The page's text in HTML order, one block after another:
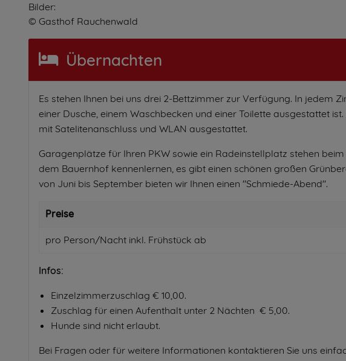
Bilder:
© Gasthof Rauchenwald
Übernachten
Es stehen Ihnen bei uns drei 2-Bettzimmer zur Verfügung. In jedem
einer Dusche, einem Waschbecken und einer Toilette ausgestattet
mit Satelitenanschluss und WLAN ausgestattet.
Garagenplätze für Ihren PKW sowie ein Radeinstellplatz stehen
dem Bauernhof kennenlernen, es gibt einen schönen großen
von Juni bis September bieten wir Ihnen einen "Schmiede-Abend".
Preise
pro Person/Nacht inkl. Frühstück ab
Infos:
Einzelzimmerzuschlag € 10,00.
Zuschlag für einen Aufenthalt unter 2 Nächten € 5,00.
Hunde sind nicht erlaubt.
Bei Fragen oder für weitere Informationen kontaktieren Sie uns